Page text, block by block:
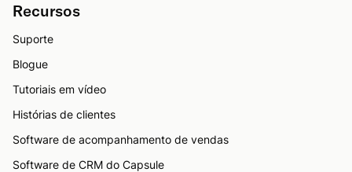
Recursos
Suporte
Blogue
Tutoriais em vídeo
Histórias de clientes
Software de acompanhamento de vendas
Software de CRM do Capsule